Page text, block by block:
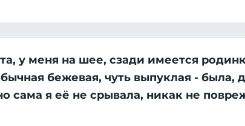
у меня на шее, сзади имеется
бежевая, чуть выпуклая - была,
сама я её не срывала, никак не